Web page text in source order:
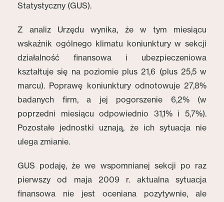
Statystyczny (GUS).
Z analiz Urzędu wynika, że w tym miesiącu
wskaźnik ogólnego klimatu koniunktury w sekcji
działalność finansowa i ubezpieczeniowa
kształtuje się na poziomie plus 21,6 (plus 25,5 w
marcu). Poprawę koniunktury odnotowuje 27,8%
badanych firm, a jej pogorszenie 6,2% (w
poprzedni miesiącu odpowiednio 31,1% i 5,7%).
Pozostałe jednostki uznają, że ich sytuacja nie
ulega zmianie.
GUS podaję, że we wspomnianej sekcji po raz
pierwszy od maja 2009 r. aktualna sytuacja
finansowa nie jest oceniana pozytywnie, ale